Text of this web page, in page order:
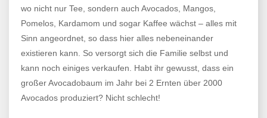
wo nicht nur Tee, sondern auch Avocados, Mangos,
Pomelos, Kardamom und sogar Kaffee wächst – alles mit
Sinn angeordnet, so dass hier alles nebeneinander
existieren kann. So versorgt sich die Familie selbst und
kann noch einiges verkaufen. Habt ihr gewusst, dass ein
großer Avocadobaum im Jahr bei 2 Ernten über 2000
Avocados produziert? Nicht schlecht!